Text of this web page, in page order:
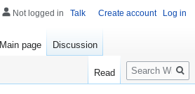
Not logged in Talk Create account Log in
Main page Discussion
Read
Search